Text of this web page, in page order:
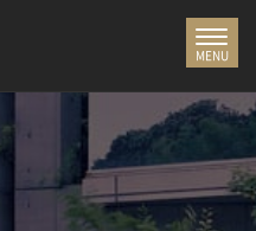
Toggle
MENU